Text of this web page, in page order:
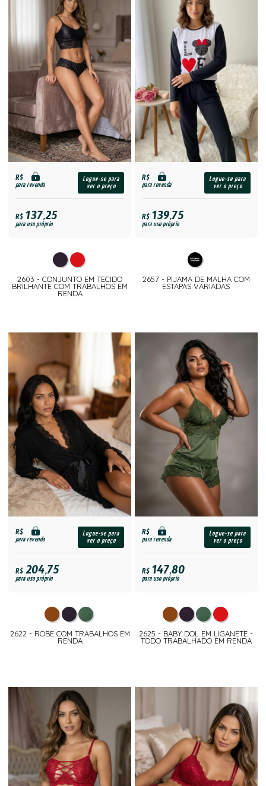
R$
para revenda
Logue-se para
ver o preço
R$137,25
para uso próprio
2603 - CONJUNTO EM TECIDO
BRILHANTE COM TRABALHOS EM
RENDA
R$
para revenda
Logue-se para
ver o preço
R$139,75
para uso próprio
2657 - PIJAMA DE MALHA COM
ESTAPAS VARIADAS
R$
para revenda
Logue-se para
ver o preço
R$204,75
para uso próprio
2622 - ROBE COM TRABALHOS EM
RENDA
R$
para revenda
Logue-se para
ver o preço
R$147,80
para uso próprio
2625 - BABY DOL EM LIGANETE -
TODO TRABALHADO EM RENDA